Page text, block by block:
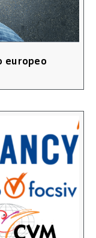
europeo